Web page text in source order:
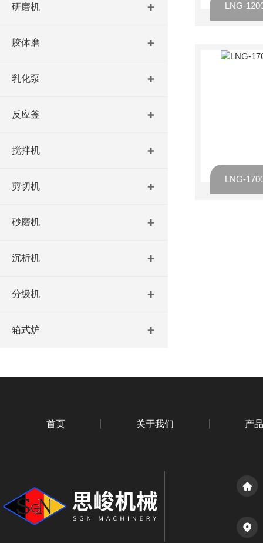
研磨机
胶体磨
乳化泵
反应釜
搅拌机
剪切机
砂磨机
沉析机
分级机
箱式炉
LNG-
LNG-
首页 关于我们 产